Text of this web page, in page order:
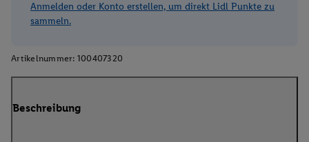
Anmelden oder Konto erstellen, um direkt Lidl Punkte zu
sammeln.
Artikelnummer: 100407320
Beschreibung